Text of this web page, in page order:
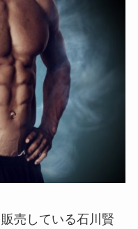
売している石川賢